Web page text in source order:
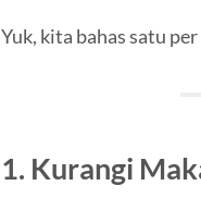
Yuk, kita bahas satu
1. Kurangi